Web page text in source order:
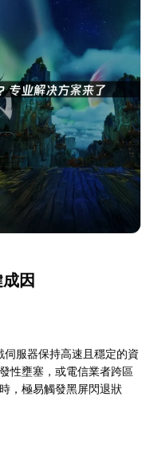
因
服器保持高速且穩定的資
性壅塞，或電信業者跨區
，極易觸發黑屏閃退狀